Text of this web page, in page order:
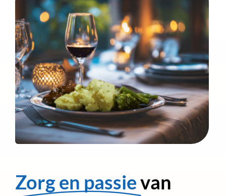
Zorg en passievan